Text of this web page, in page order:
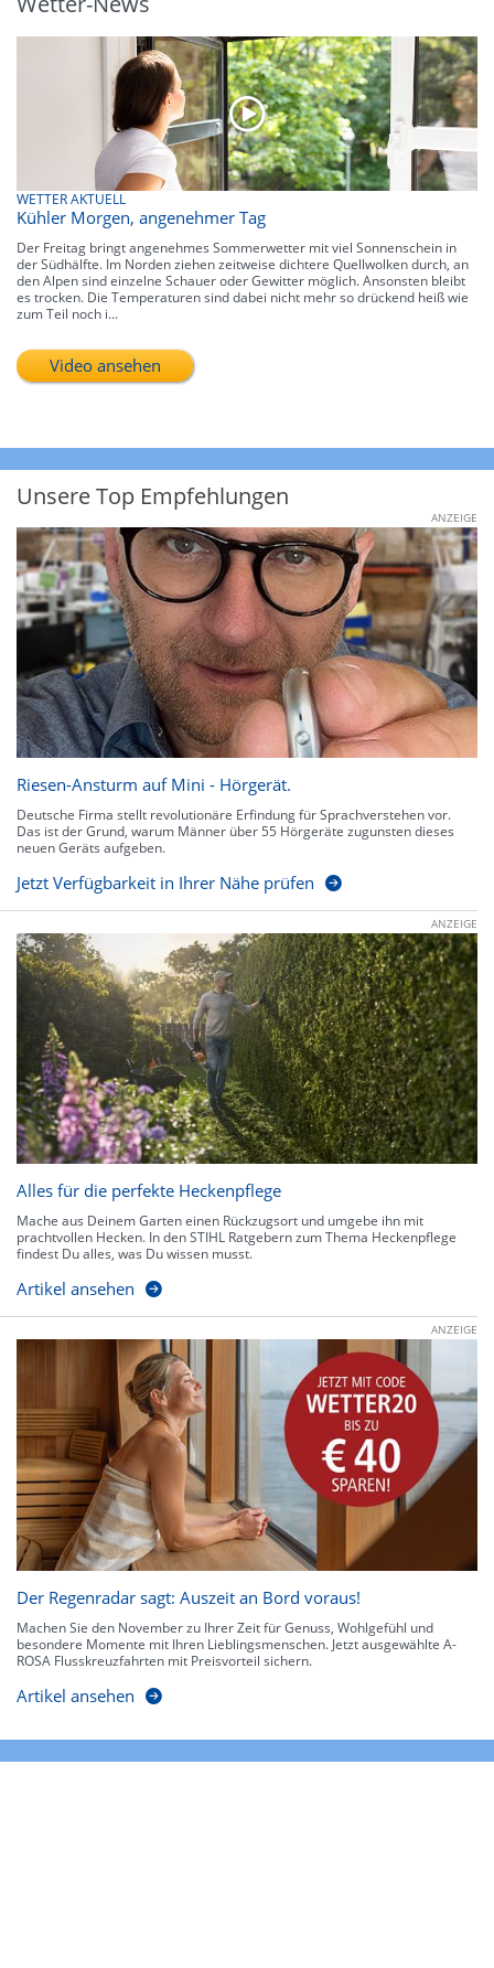
WETTER AKTUELL
Kühler Morgen, angenehmer Tag
Der Freitag bringt angenehmes Sommerwetter mit viel Sonnenschein in
der Südhälfte. Im Norden ziehen zeitweise dichtere Quellwolken durch, an
den Alpen sind einzelne Schauer oder Gewitter möglich. Ansonsten bleibt
es trocken. Die Temperaturen sind dabei nicht mehr so drückend heiß wie
zum Teil noch i...
Video ansehen
Unsere Top Empfehlungen
ANZEIGE
Riesen-Ansturm auf Mini - Hörgerät.
Deutsche Firma stellt revolutionäre Erfindung für Sprachverstehen vor.
Das ist der Grund, warum Männer über 55 Hörgeräte zugunsten dieses
neuen Geräts aufgeben.
Jetzt Verfügbarkeit in Ihrer Nähe prüfen
ANZEIGE
Alles für die perfekte Heckenpflege
Mache aus Deinem Garten einen Rückzugsort und umgebe ihn mit
prachtvollen Hecken. In den STIHL Ratgebern zum Thema Heckenpflege
findest Du alles, was Du wissen musst.
Artikel ansehen
ANZEIGE
Der Regenradar sagt: Auszeit an Bord voraus!
Machen Sie den November zu Ihrer Zeit für Genuss, Wohlgefühl und
besondere Momente mit Ihren Lieblingsmenschen. Jetzt ausgewählte A-
ROSA Flusskreuzfahrten mit Preisvorteil sichern.
Artikel ansehen